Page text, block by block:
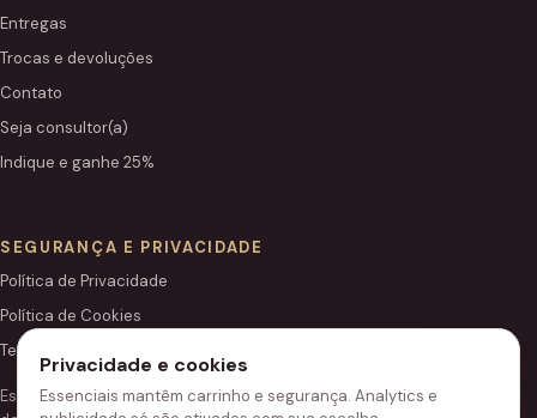
Entregas
Trocas e devoluções
Contato
Seja consultor(a)
Indique e ganhe 25%
SEGURANÇA E PRIVACIDADE
Política de Privacidade
Política de Cookies
Termos de Uso
Este site é independente e não é o portal institucional oficial
Privacidade e cookies
Essenciais mantêm carrinho e segurança. Analytics e